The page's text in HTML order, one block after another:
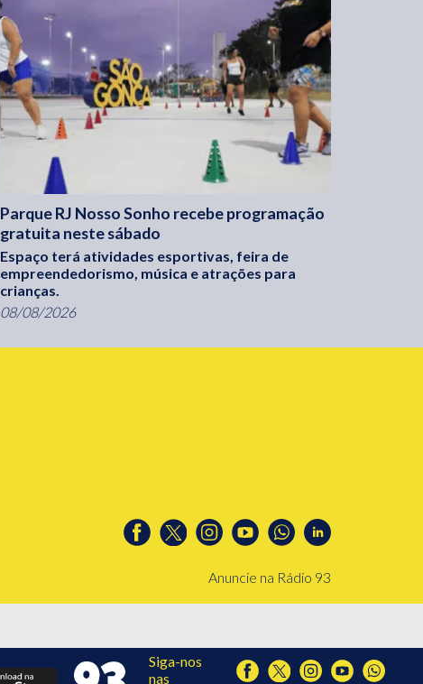
Parque RJ Nosso Sonho recebe programação
gratuita neste sábado
Espaço terá atividades esportivas, feira de
empreendedorismo, música e atrações para
crianças.
08/08/2026
Anuncie na Rádio 93
Siga-nos
nas